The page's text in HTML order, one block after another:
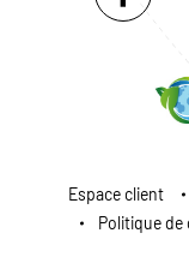
Espace client
Politique